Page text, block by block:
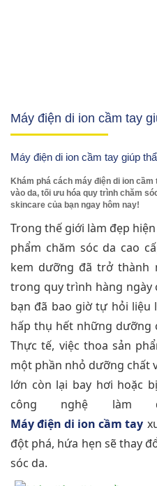
Máy điện di ion cầm tay
Máy điện di ion cầm tay giúp
Khám phá cách máy điện di ion
vào da, tối ưu hóa quy trình chăm
skincare của bạn ngay hôm nay!
Trong thế giới làm đẹp
phẩm chăm sóc da cao
kem dưỡng đã trở thành
trong quy trình hàng ngày
bạn đã bao giờ tự hỏi liệu
hấp thụ hết những dưỡng
Thực tế, việc thoa sản
một phần nhỏ dưỡng chất
lớn còn lại bay hơi hoặc
công nghệ làm
Máy điện di ion cầm tay
đột phá, hứa hẹn sẽ thay
sóc da.